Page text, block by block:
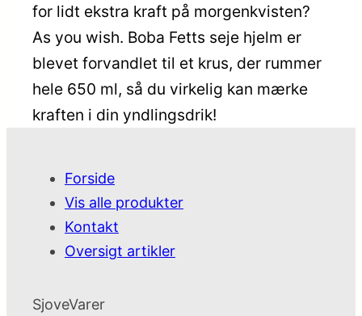
for lidt ekstra kraft på morgenkvisten?
As you wish. Boba Fetts seje hjelm er
blevet forvandlet til et krus, der rummer
hele 650 ml, så du virkelig kan mærke
kraften i din yndlingsdrik!
Forside
Vis alle produkter
Kontakt
Oversigt artikler
SjoveVarer